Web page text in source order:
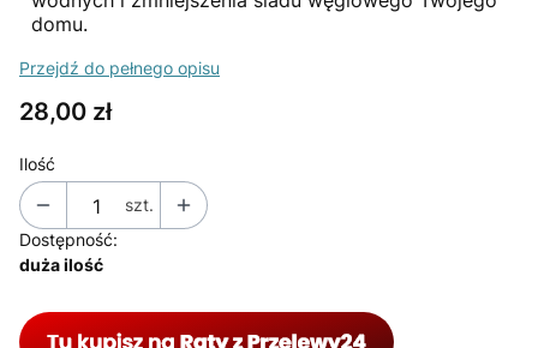
domu.
Przejdź do pełnego opisu
Cena
28,00 zł
Ilość
szt.
Dostępność:
duża ilość